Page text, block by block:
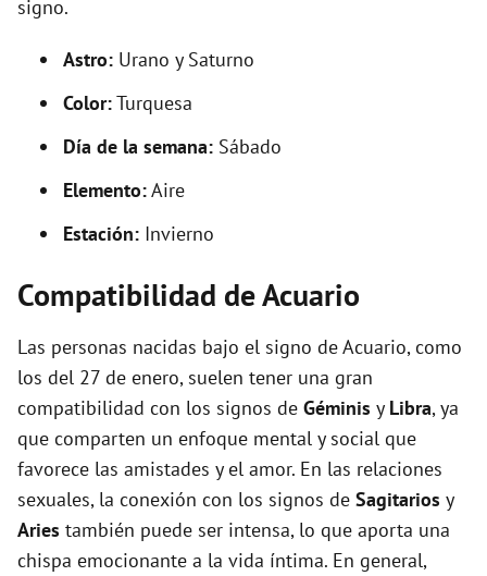
signo.
Astro: Urano y Saturno
Color:Turquesa
Día de la semana: Sábado
Elemento:Aire
Estación: Invierno
Compatibilidad de Acuario
Las personas nacidas bajo el signo de Acuario, como
los del 27 de enero, suelen tener una gran
compatibilidad con los signos de Géminis y Libra, ya
que comparten un enfoque mental y social que
favorece las amistades y el amor. En las relaciones
sexuales, la conexión con los signos de Sagitarios y
Aries también puede ser intensa, lo que aporta una
chispa emocionante a la vida íntima. En general,